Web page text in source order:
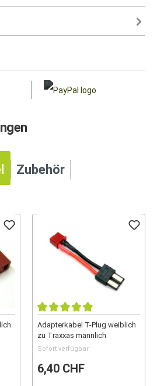
Zubehör
Adapterkabel T-Plug weiblich
zu Traxxas männlich
Sofort verfügbar
6,40 CHF